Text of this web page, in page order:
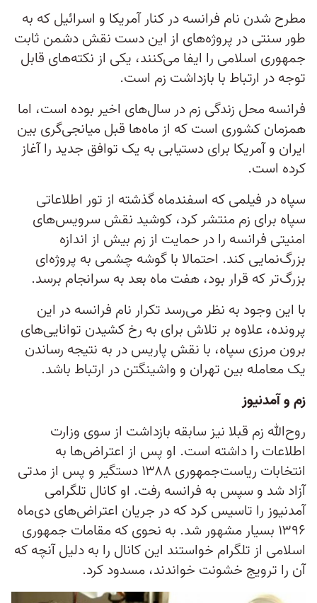
مطرح شدن نام فرانسه در کنار آمریکا و اسرائیل که به
طور سنتی در پروژه‌های از این دست نقش دشمن ثابت
جمهوری اسلامی را ایفا می‌کنند، یکی از نکته‌های قابل
توجه در ارتباط با بازداشت زم است.
فرانسه محل زندگی زم در سال‌های اخیر بوده است، اما
همزمان کشوری است که از ماه‌ها قبل میانجی‌گری بین
ایران و آمریکا برای دستیابی به یک توافق جدید را آغاز
کرده است.
سپاه در فیلمی که اسفندماه گذشته از تور اطلاعاتی
سپاه برای زم منتشر کرد، کوشید نقش سرویس‌های
امنیتی فرانسه را در حمایت از زم بیش از اندازه
بزرگ‌نمایی کند. احتمالا با گوشه چشمی به پروژه‌ای
بزرگ‌تر که قرار بود، هفت ماه بعد به سرانجام برسد.
با این وجود به نظر می‌رسد تکرار نام فرانسه در این
پرونده، علاوه بر تلاش برای به رخ کشیدن توانایی‌های
برون مرزی سپاه، با نقش پاریس در به نتیجه رساندن
یک معامله بین تهران و واشینگتن در ارتباط باشد.
زم و آمدنیوز
روح‌الله زم قبلا نیز سابقه بازداشت از سوی وزارت
اطلاعات را داشته است. او پس از اعتراض‌ها به
انتخابات ریاست‌جمهوری ۱۳۸۸ دستگیر و پس از مدتی
آزاد شد و سپس به فرانسه رفت. او کانال تلگرامی
آمد‌نیوز را تاسیس کرد که در جریان اعتراض‌های دی‌ماه
۱۳۹۶ بسیار مشهور شد. به نحوی که مقامات جمهوری
اسلامی از تلگرام خواستند این کانال را به دلیل آنچه که
آن را ترویج خشونت خواندند، مسدود کرد.